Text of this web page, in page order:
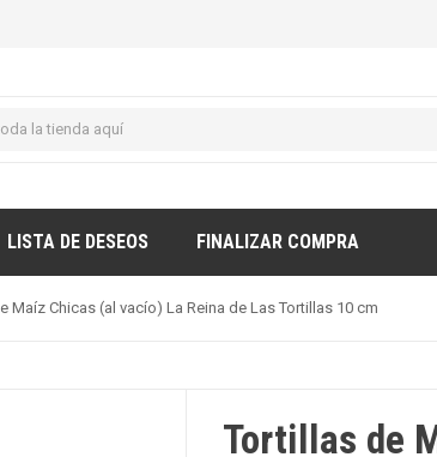
LISTA DE DESEOS FINALIZAR COMPRA
Maíz Chicas (al vacío) La Reina de Las Tortillas 10 cm
Tortillas de